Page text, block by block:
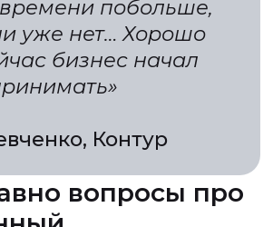
2025
экспедиторов